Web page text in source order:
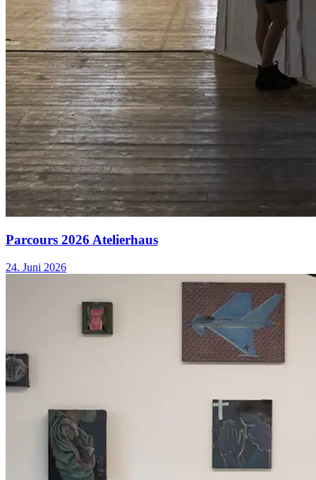
Parcours 2026 Atelierhaus
24. Juni 2026